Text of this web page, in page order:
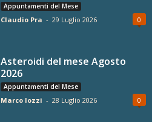
Appuntamenti del Mese
Claudio Pra - 29 Luglio 2026 0
Asteroidi del mese Agosto
2026
Appuntamenti del Mese
Marco Iozzi - 28 Luglio 2026 0